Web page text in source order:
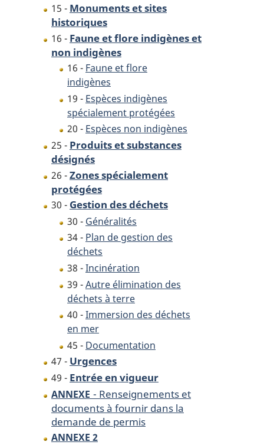
15 - Monuments et sites
historiques
16 - Faune et flore indigènes et
non indigènes
16 - Faune et flore
indigènes
19 - Espèces indigènes
spécialement protégées
20 - Espèces non indigènes
25 - Produits et substances
désignés
26 -Zones spécialement
protégées
30 - Gestion des déchets
30 - Généralités
34 - Plan de gestion des
déchets
38 -Incinération
39 -Autre élimination des
déchets à terre
40 -Immersion des déchets
en mer
45 - Documentation
47 - Urgences
49 - Entrée en vigueur
ANNEXE - Renseignements et
documents à fournir dans la
demande de permis
ANNEXE 2